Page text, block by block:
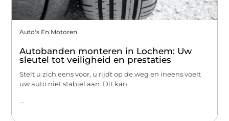
Auto's En Motoren
Autobanden monteren in Lochem: Uw
sleutel tot veiligheid en prestaties
Stelt u zich eens voor, u rijdt op de weg en ineens voelt
uw auto niet stabiel aan. Dit kan
...